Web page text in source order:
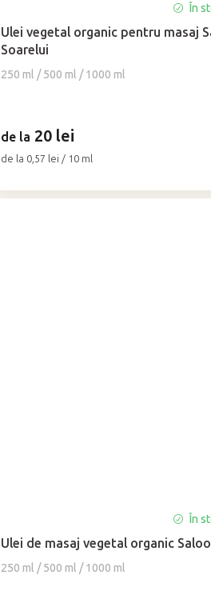
Ulei vegetal organic pentru masaj
Soarelui
250 ml / 500 ml / 1000 ml
medie
a
produsului
este
stele.
În
de la 20 lei
Evaluare
de la 0,57 lei / 10 ml
Ulei de masaj vegetal organic
250 ml / 500 ml / 1000 ml
medie
a
produsului
În